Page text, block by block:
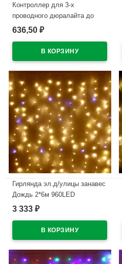
Контроллер для 3-х
проводного дюралайта до
50м
636,50 ₽
Гирлянда эл.д/улицы занавес
Дождь 2*6м 960LED
(св.провод) цв.т.белый мерц.
3 333 ₽